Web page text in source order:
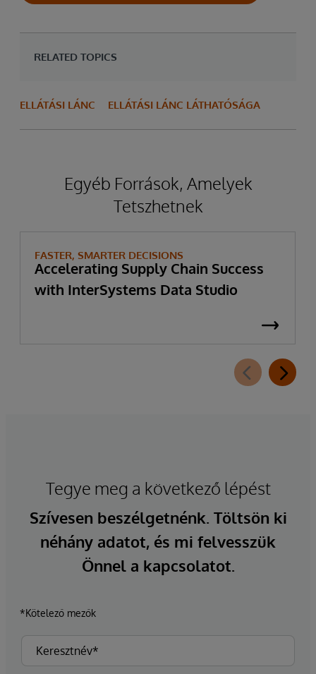
RELATED TOPICS
ELLÁTÁSI LÁNC ELLÁTÁSI LÁNC LÁTHATÓSÁGA
Egyéb Források, Amelyek
Tetszhetnek
FASTER, SMARTER DECISIONS
Accelerating Supply Chain Success
with InterSystems Data Studio
Tegye meg a következő lépést
Szívesen beszélgetnénk. Töltsön ki
néhány adatot, és mi felvesszük
Önnel a kapcsolatot.
*Kötelező mezők